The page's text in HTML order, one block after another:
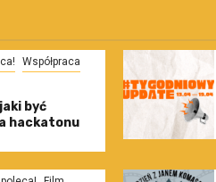
Współpraca
być
hackatonu